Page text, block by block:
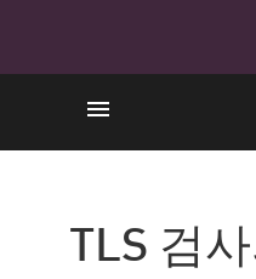
이점
TLS 검